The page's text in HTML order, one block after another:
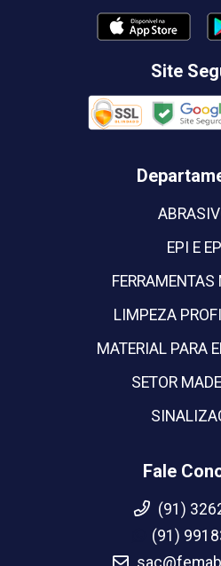
Site
EPI E
LIMPEZA
MATERIAL PARA
SETOR
Fale
(91)
(91)